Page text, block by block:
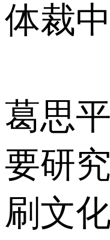
体裁
葛思
要研
刷文